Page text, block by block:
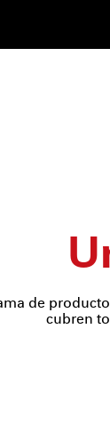
de
cubren